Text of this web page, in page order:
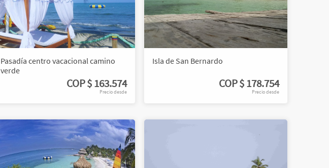
Pasadía centro vacacional camino
verde
COP$ 163.574
Precio desde
Isla de San Bernardo
COP$ 178.754
Precio desde